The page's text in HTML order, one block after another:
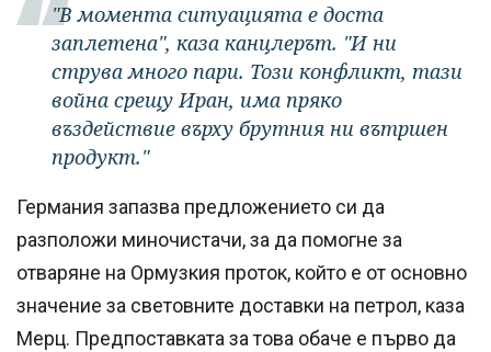
"В момента ситуацията е доста
заплетена", каза канцлерът. "И ни
струва много пари. Този конфликт, тази
война срещу Иран, има пряко
въздействие върху брутния ни вътршен
продукт."
Германия запазва предложението си да
разположи миночистачи, за да помогне за
отваряне на Ормузкия проток, който е от основно
значение за световните доставки на петрол, каза
Мерц. Предпоставката за това обаче е първо да